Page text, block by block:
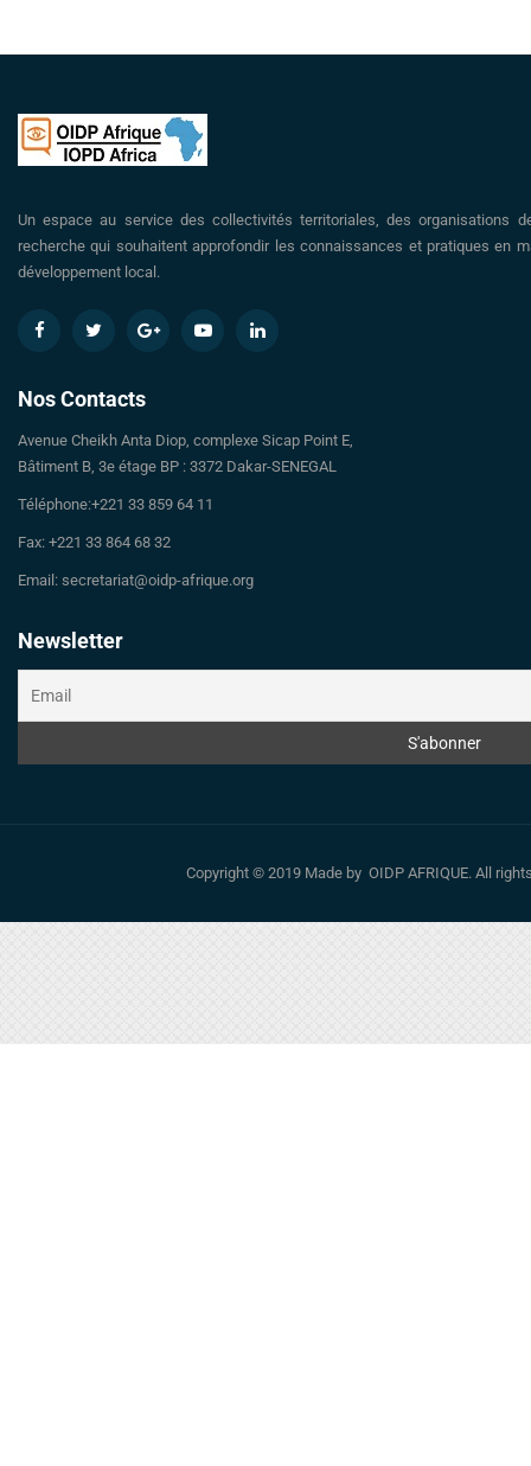
Un espace au service des collectivités territoriales, des organisations
recherche qui souhaitent approfondir les connaissances et pratiques en
développement local.
Nos Contacts
Avenue Cheikh Anta Diop, complexe Sicap Point E,
Bâtiment B, 3e étage BP : 3372 Dakar-SENEGAL
Téléphone:+221 33 859 64 11
Fax: +221 33 864 68 32
Email: secretariat@oidp-afrique.org
Newsletter
Copyright © 2019 Made by OIDP AFRIQUE. All